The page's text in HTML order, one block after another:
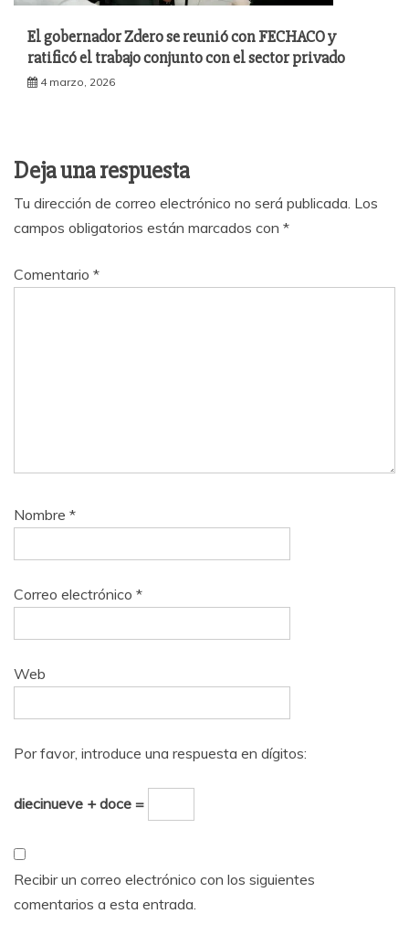
El gobernador Zdero se reunió con FECHACO y
ratificó el trabajo conjunto con el sector privado
4 marzo, 2026
Deja una respuesta
Tu dirección de correo electrónico no será publicada. Los
campos obligatorios están marcados con *
Comentario *
Nombre *
Correo electrónico *
Web
Por favor, introduce una respuesta en dígitos:
diecinueve + doce =
Recibir un correo electrónico con los siguientes
comentarios a esta entrada.